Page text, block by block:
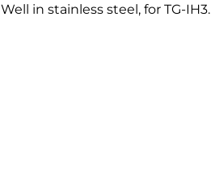
Well in stainless steel, for TG-IH3.